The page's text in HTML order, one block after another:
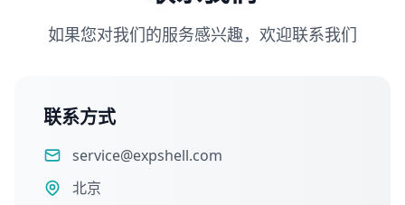
如果您对我们的服务感兴趣，欢迎联系我们
联系方式
service@expshell.com
北京